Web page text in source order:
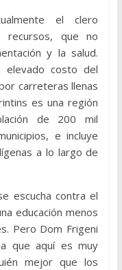
el clero
recursos, que no
y la salud.
elevado costo del
carreteras llenas
es una región
de 200 mil
e incluye
a lo largo de
escucha contra el
educación menos
Pero Dom Frigeni
que aquí es muy
mejor que los